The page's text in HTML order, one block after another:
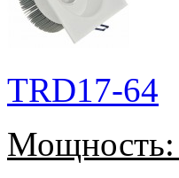
TRD17-64
Мощность: